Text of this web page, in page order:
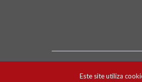
Este site utiliza